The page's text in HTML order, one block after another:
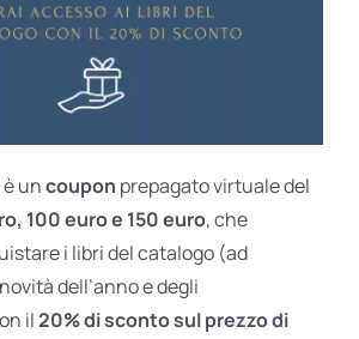
è uncoupon prepagato virtuale del
100 euro e 150 euro, che
i libri del catalogo (ad
dell’anno e degli
il20% di sconto sul prezzo di